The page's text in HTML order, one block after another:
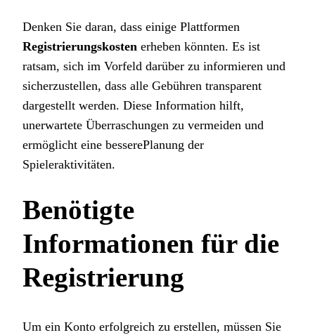
Denken Sie daran, dass einige Plattformen
Registrierungskosten erheben könnten. Es ist
ratsam, sich im Vorfeld darüber zu informieren und
sicherzustellen, dass alle Gebühren transparent
dargestellt werden. Diese Information hilft,
unerwartete Überraschungen zu vermeiden und
ermöglicht eine besserePlanung der
Spieleraktivitäten.
Benötigte
Informationen für die
Registrierung
Um ein Konto erfolgreich zu erstellen, müssen Sie